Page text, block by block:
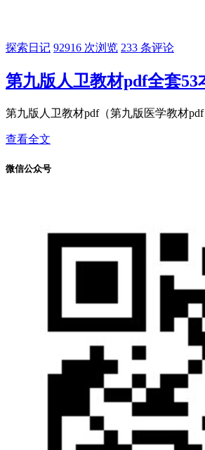
探索日记 92916 次浏览 233 条评论
第九版人卫教材pdf全套53
第九版人卫教材pdf（第九版医学教材
查看全文
微信公众号